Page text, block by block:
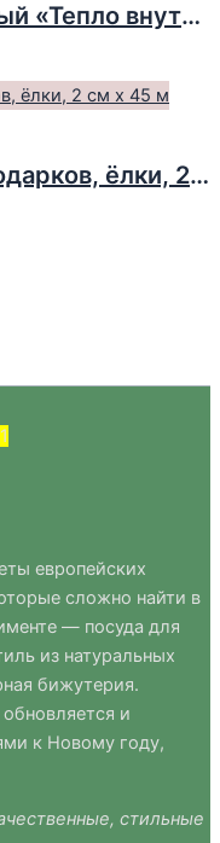
Чай новогодний чёрный «Тепло внутри», вкус: глинтвейн, 50 г.
Лента для декора и подарков, ёлки, 2 см х 45 м
европейских
сложно найти в
— посуда для
из натуральных
бижутерия.
и
к Новому году,
стильные